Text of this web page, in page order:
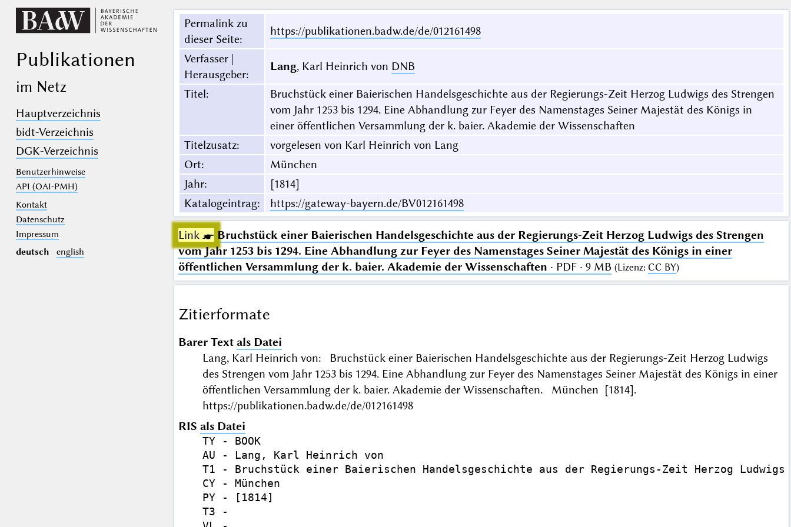
Publikationen
im Netz
Hauptverzeichnis
bidt-Verzeichnis
DGK-Verzeichnis
Benutzerhinweise
API (OAI-PMH)
Kontakt
Datenschutz
Impressum
deutsch
english
Permalink zu
dieser Seite:
https://publikationen.badw.de/de/012161498
Verfasser |
Herausgeber:
Lang, Karl Heinrich von DNB
Titel:
Bruchstück einer Baierischen Handelsgeschichte aus der Regierungs-Zeit Herzog Ludwigs des Strengen
vom Jahr 1253 bis 1294. Eine Abhandlung zur Feyer des Namenstages Seiner Majestät des Königs in
einer öffentlichen Versammlung der k. baier. Akademie der Wissenschaften
Titelzusatz:
vorgelesen von Karl Heinrich von Lang
Ort:
München
Jahr:
[1814]
Katalogeintrag: https://gateway-bayern.de/BV012161498
Link ☛ Bruchstück einer Baierischen Handelsgeschichte aus der Regierungs-Zeit Herzog Ludwigs des Strengen
vom Jahr 1253 bis 1294. Eine Abhandlung zur Feyer des Namenstages Seiner Majestät des Königs in einer
öffentlichen Versammlung der k. baier. Akademie der Wissenschaften · PDF · 9 MB (Lizenz: CC BY)
Zitierformate
Barer Text als Datei
Lang, Karl Heinrich von: Bruchstück einer Baierischen Handelsgeschichte aus der Regierungs-Zeit Herzog Ludwigs
des Strengen vom Jahr 1253 bis 1294. Eine Abhandlung zur Feyer des Namenstages Seiner Majestät des Königs in einer
öffentlichen Versammlung der k. baier. Akademie der Wissenschaften. München [1814].
https://publikationen.badw.de/de/012161498
RIS als Datei
TY - BOOK
AU - Lang, Karl Heinrich von
T1 - Bruchstück einer Baierischen Handelsgeschichte aus der Regierungs-Zeit Herzog
CY - München
PY - [1814]
T3 -